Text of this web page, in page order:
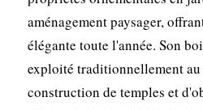
aménagement paysager,
élégante toute l'année. Son
exploité traditionnellement
construction de temples et